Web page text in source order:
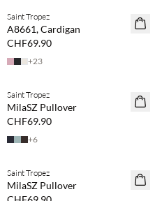
NEUHEITEN
Saint Tropez
A8661, Cardigan
CHF69.90
+23
NEUHEITEN
Saint Tropez
MilaSZ Pullover
CHF69.90
+6
NEUHEITEN
Saint Tropez
MilaSZ Pullover